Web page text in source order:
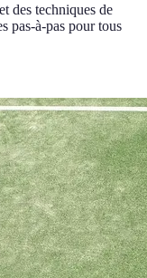
des techniques de
pas-à-pas pour tous